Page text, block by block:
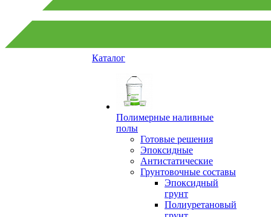
Каталог
Полимерные наливные
полы
Готовые решения
Эпоксидные
Антистатические
Грунтовочные составы
Эпоксидный
грунт
Полиуретановый